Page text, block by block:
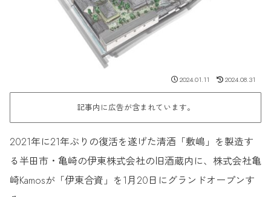
2024.01.11 2024.08.31
記事内に広告が含まれています。
2021年に21年ぶりの復活を遂げた清酒「敷嶋」を製造す
る半田市・亀崎の伊東株式会社の旧酒蔵内に、株式会社亀
崎Kamosが「伊東合資」を1月20日にグランドオープンす